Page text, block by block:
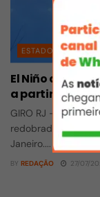
ESTADO DO RIO
El Niño deve
a partir de
GIRO RJ - Os
redobrada dos
Janeiro....
BY REDAÇÃO 27/07/